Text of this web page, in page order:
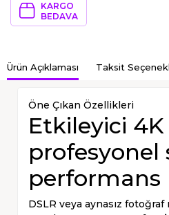
KARGO
BEDAVA
Ürün Açıklaması Taksit
Öne Çıkan Özellikleri
Etkileyici
profesyonel
performans
DSLR veya aynasız